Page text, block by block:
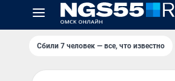
Сбили 7 человек — все, что известно